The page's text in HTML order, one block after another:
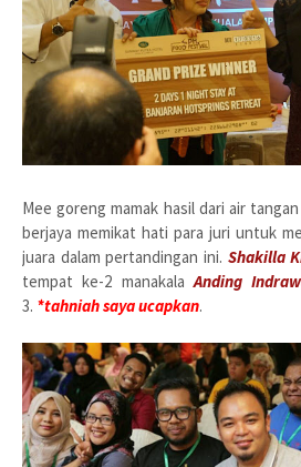
Mee goreng mamak hasil dari air
berjaya memikat hati para juri untuk
juara dalam pertandingan ini. Shakilla
tempat ke-2 manakalaAnding
3. *tahniah saya ucapkan.